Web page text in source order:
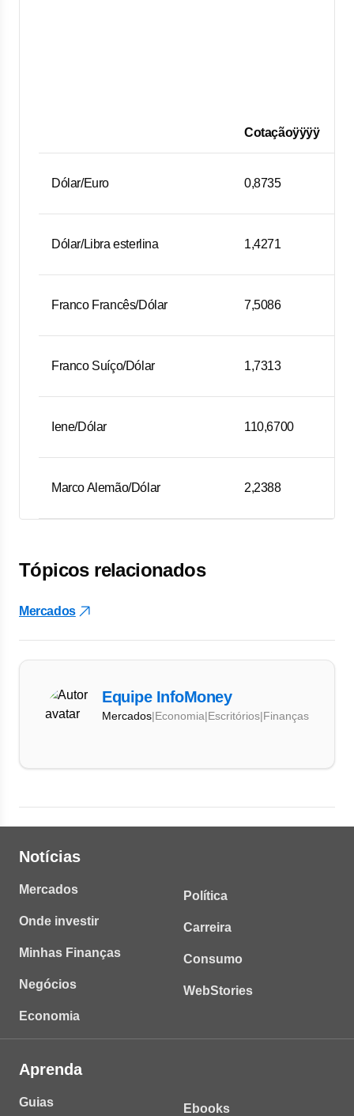
Cotaçãoÿÿÿÿ
Dólar/Euro 0,8735
Dólar/Libra esterlina 1,4271
Franco Francês/Dólar 7,5086
Franco Suíço/Dólar 1,7313
Iene/Dólar 110,6700
Marco Alemão/Dólar 2,2388
Tópicos relacionados
Mercados
Equipe InfoMoney
Mercados|Economia|Escritórios|Finanças
Notícias
Mercados
Onde investir
Minhas Finanças
Negócios
Economia
Política
Carreira
Consumo
WebStories
Aprenda
Guias Ebooks